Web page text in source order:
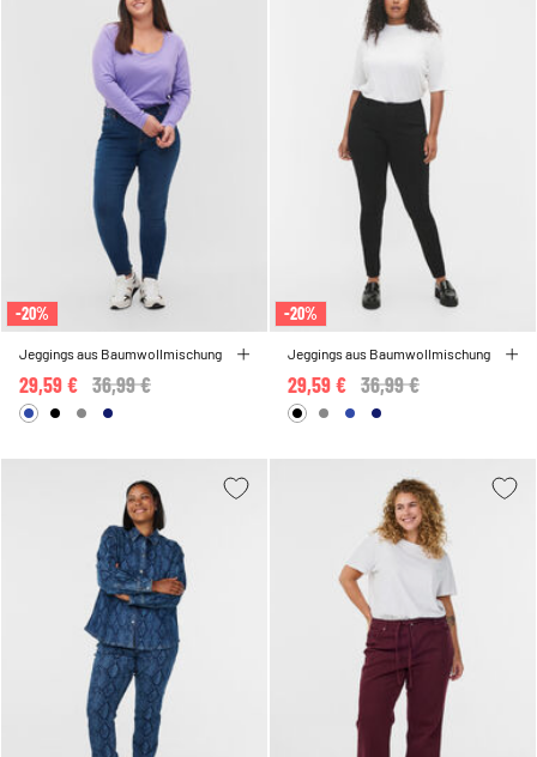
-20%
Jeggings aus Baumwollmischung
Price reduced from
36,99 €
29,59 €
-20%
Jeggings aus Baumwollmischung
Price reduced from
36,99 €
29,59 €